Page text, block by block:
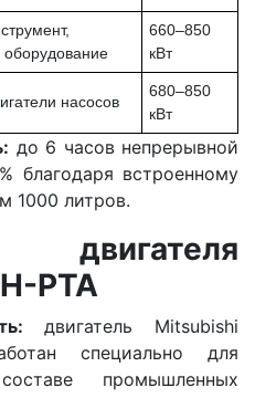
оборудование
660–850
кВт
насосов
680–850
кВт
до 6 часов непрерывной
благодаря встроенному
1000 литров.
двигателя
PTA
двигатель Mitsubishi
специально для
промышленных